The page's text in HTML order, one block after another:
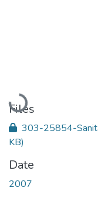
Loading...
Files
303-25854-
KB)
Date
2007